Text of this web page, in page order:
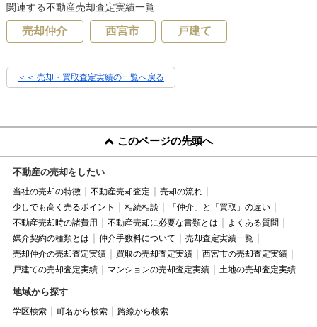
関連する不動産売却査定実績一覧
売却仲介 西宮市 戸建て
＜＜ 売却・買取査定実績の一覧へ戻る
このページの先頭へ
不動産の売却をしたい
当社の売却の特徴 不動産売却査定
売却の流れ
少しでも高く売るポイント
相続相談
「仲介」と「買取」の違い
不動産売却時の諸費用
不動産売却に必要な書類とは
よくある質問
媒介契約の種類とは
仲介手数料について
売却査定実績一覧
売却仲介の売却査定実績
買取の売却査定実績
西宮市の売却査定実績
戸建ての売却査定実績
マンションの売却査定実績 土地の売却査定実績
地域から探す
学区検索 町名から検索 路線から検索